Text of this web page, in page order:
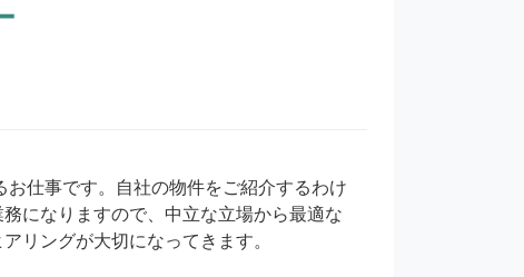
になりますので、中立な立場から最適な
リングが大切になってきます。